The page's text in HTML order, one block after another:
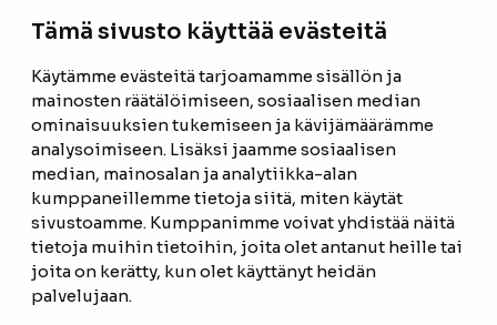
Tämä sivusto käyttää evästeitä
Käytämme evästeitä tarjoamamme sisällön ja
mainosten räätälöimiseen, sosiaalisen median
ominaisuuksien tukemiseen ja kävijämäärämme
analysoimiseen. Lisäksi jaamme sosiaalisen
median, mainosalan ja analytiikka-alan
kumppaneillemme tietoja siitä, miten käytät
sivustoamme. Kumppanimme voivat yhdistää näitä
tietoja muihin tietoihin, joita olet antanut heille tai
joita on kerätty, kun olet käyttänyt heidän
palvelujaan.
ETUSIVU
TUOTTEET
REFERENSSIT
OTA YHTEYTTÄ
TIETOSUOJASELOSTE